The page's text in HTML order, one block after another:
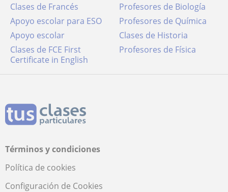
Clases de Francés
Profesores de Biología
Apoyo escolar para ESO
Profesores de Química
Apoyo escolar
Clases de Historia
Clases de FCE First
Certificate in English
Profesores de Física
Términos y condiciones
Política de cookies
Configuración de Cookies